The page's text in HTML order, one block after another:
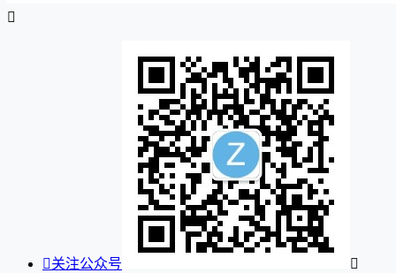

关注公众号
